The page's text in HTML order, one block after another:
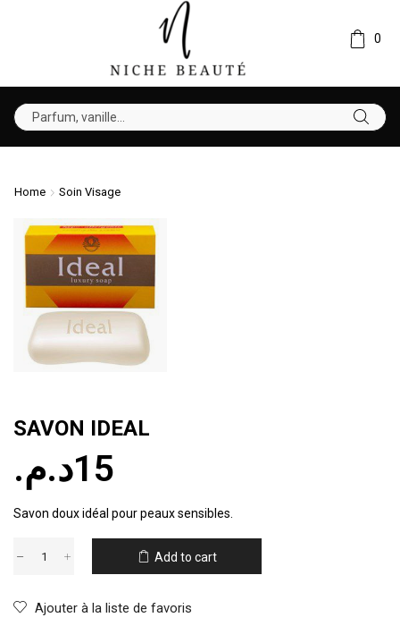
0
Home Soin Visage
SAVON IDEAL
15د.م.
Savon doux idéal pour peaux sensibles.
Add to cart
Ajouter à la liste de favoris